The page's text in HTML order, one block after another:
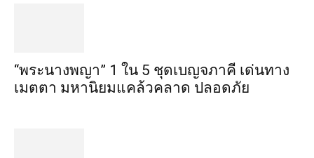
“พระ​นาง​พญา” 1 ใน 5​ ชุดเบญจ​ภาคี​ เด่นทาง
เมตตา​ มหา​นิยม​แคล้วคลาด​ ปลอดภัย​